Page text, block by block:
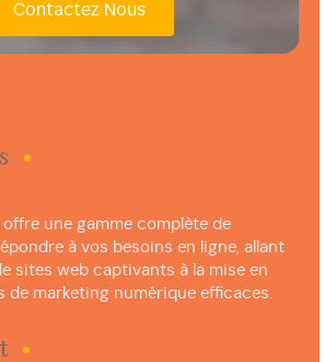
Contactez Nous
une gamme complète de
à vos besoins en ligne, allant
sites web captivants à la mise en
de marketing numérique efficaces.